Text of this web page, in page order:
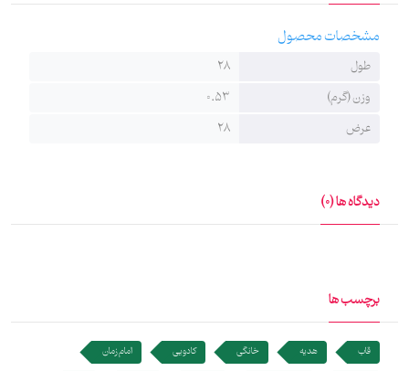
مشخصات محصول
طول
28
وزن (گرم)
0.53
عرض
28
دیدگاه ها (0)
برچسب ها
قاب هدیه خانگی کادویی
امام زمان